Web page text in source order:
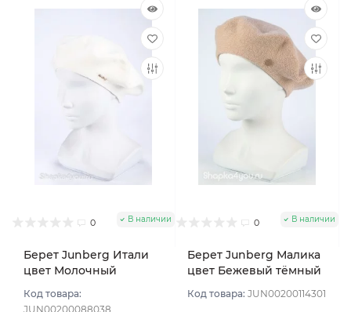
0 В наличии
Берет Junberg Итали
цвет Молочный
Код товара:
JUN00200088038
0 В наличии
Берет Junberg Малика
цвет Бежевый тёмный
Код товара: JUN00200114301